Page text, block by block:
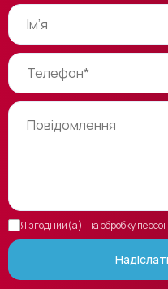
Я згодний(а), на обробку